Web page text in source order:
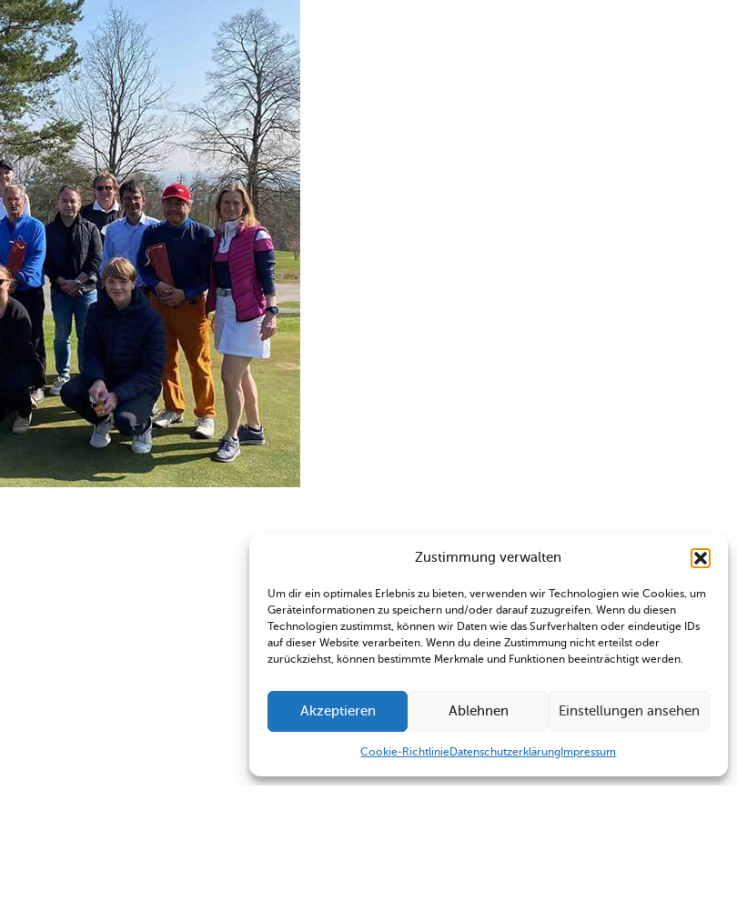
Zustimmung verwalten
Um dir ein optimales Erlebnis zu bieten, verwenden wir Technologien wie Cookies, um
Geräteinformationen zu speichern und/oder darauf zuzugreifen. Wenn du diesen
Technologien zustimmst, können wir Daten wie das Surfverhalten oder eindeutige IDs
auf dieser Website verarbeiten. Wenn du deine Zustimmung nicht erteilst oder
zurückziehst, können bestimmte Merkmale und Funktionen beeinträchtigt werden.
Akzeptieren Ablehnen Einstellungen ansehen
Cookie-RichtlinieDatenschutzerklärung Impressum